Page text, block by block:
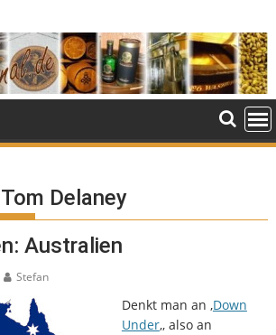
Tom Delaney
Australien
Stefan
Denkt man an ‚Down
Under‚, also an